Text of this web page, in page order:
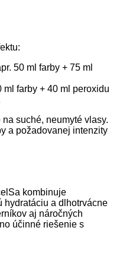
50 ml farby + 75 ml
farby + 40 ml peroxidu
suché, neumyté vlasy.
a požadovanej intenzity
kombinuje
hydratáciu a dlhotrvácne
aj náročných
účinné riešenie s